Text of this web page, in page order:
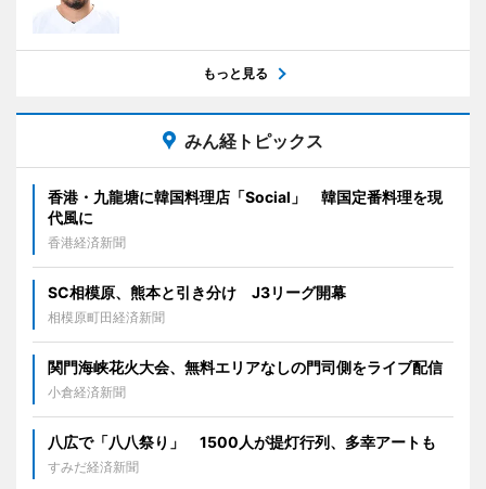
もっと見る
みん経トピックス
香港・九龍塘に韓国料理店「Social」 韓国定番料理を現
代風に
香港経済新聞
SC相模原、熊本と引き分け J3リーグ開幕
相模原町田経済新聞
関門海峡花火大会、無料エリアなしの門司側をライブ配信
小倉経済新聞
八広で「八八祭り」 1500人が提灯行列、多幸アートも
すみだ経済新聞